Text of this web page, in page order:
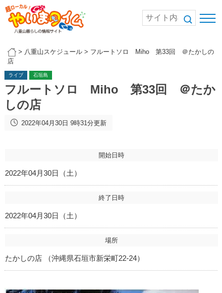
> 八重山スケジュール> フルートソロ Miho 第33回 ＠たかしの
店
ライブ 石垣島
フルートソロ Miho 第33回 ＠たか
しの店
2022年04月30日 9時31分更新
開始日時
2022年04月30日（土）
終了日時
2022年04月30日（土）
場所
たかしの店 （沖縄県石垣市新栄町22-24）